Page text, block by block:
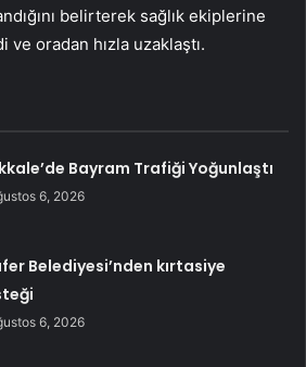
belirterek sağlık ekiplerine
oradan hızla uzaklaştı.
Bayram Trafiği Yoğunlaştı
6, 2026
Belediyesi’nden kırtasiye
6, 2026